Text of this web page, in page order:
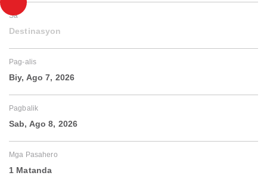
Sa
Destinasyon
Pag-alis
Biy, Ago 7, 2026
Pagbalik
Sab, Ago 8, 2026
Mga Pasahero
1 Matanda